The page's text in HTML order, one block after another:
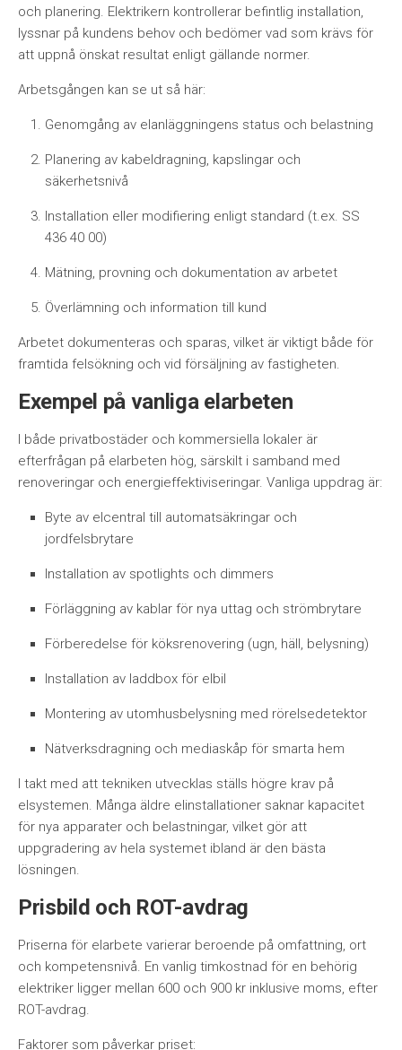
och planering. Elektrikern kontrollerar befintlig installation,
lyssnar på kundens behov och bedömer vad som krävs för
att uppnå önskat resultat enligt gällande normer.
Arbetsgången kan se ut så här:
Genomgång av elanläggningens status och belastning
Planering av kabeldragning, kapslingar och
säkerhetsnivå
Installation eller modifiering enligt standard (t.ex. SS
436 40 00)
Mätning, provning och dokumentation av arbetet
Överlämning och information till kund
Arbetet dokumenteras och sparas, vilket är viktigt både för
framtida felsökning och vid försäljning av fastigheten.
Exempel på vanliga elarbeten
I både privatbostäder och kommersiella lokaler är
efterfrågan på elarbeten hög, särskilt i samband med
renoveringar och energieffektiviseringar. Vanliga uppdrag är:
Byte av elcentral till automatsäkringar och
jordfelsbrytare
Installation av spotlights och dimmers
Förläggning av kablar för nya uttag och strömbrytare
Förberedelse för köksrenovering (ugn, häll, belysning)
Installation av laddbox för elbil
Montering av utomhusbelysning med rörelsedetektor
Nätverksdragning och mediaskåp för smarta hem
I takt med att tekniken utvecklas ställs högre krav på
elsystemen. Många äldre elinstallationer saknar kapacitet
för nya apparater och belastningar, vilket gör att
uppgradering av hela systemet ibland är den bästa
lösningen.
Prisbild och ROT-avdrag
Priserna för elarbete varierar beroende på omfattning, ort
och kompetensnivå. En vanlig timkostnad för en behörig
elektriker ligger mellan 600 och 900 kr inklusive moms, efter
ROT-avdrag.
Faktorer som påverkar priset: